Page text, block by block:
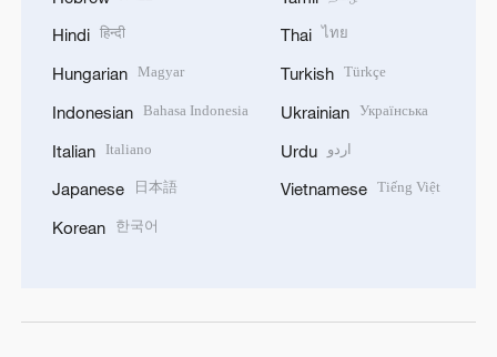
Hindi हिन्दी
Hungarian Magyar
Indonesian Bahasa Indonesia
Italian Italiano
Japanese 日本語
Korean 한국어
Thai ไทย
Turkish Türkçe
Ukrainian Українська
Urdu اردو
Vietnamese Tiếng Việt